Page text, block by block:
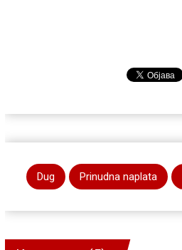
Dug Prinudna naplata